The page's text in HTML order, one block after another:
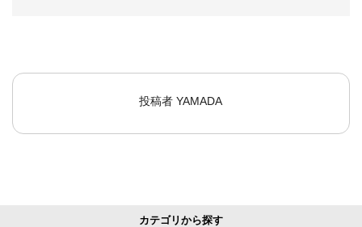
投稿者 YAMADA
カテゴリから探す